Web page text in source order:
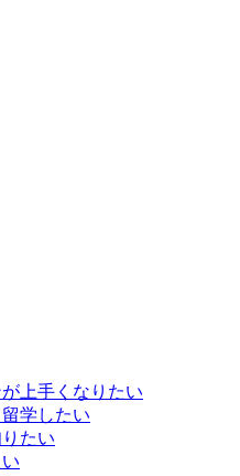
上手くなりたい
学したい
たい